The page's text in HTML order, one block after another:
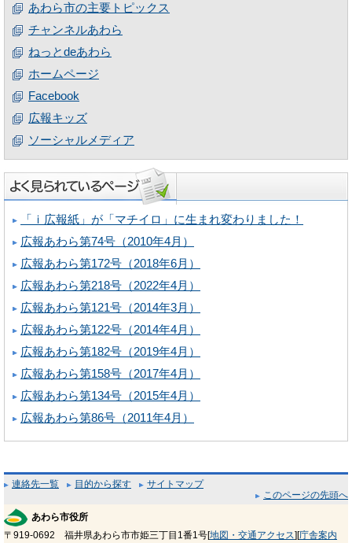
あわら市の主要トピックス
チャンネルあわら
ねっとdeあわら
ホームページ
Facebook
広報キッズ
ソーシャルメディア
「ｉ広報紙」が「マチイロ」に生まれ変わりました！
広報あわら第74号（2010年4月）
広報あわら第172号（2018年6月）
広報あわら第218号（2022年4月）
広報あわら第121号（2014年3月）
広報あわら第122号（2014年4月）
広報あわら第182号（2019年4月）
広報あわら第158号（2017年4月）
広報あわら第134号（2015年4月）
広報あわら第86号（2011年4月）
連絡先一覧 目的から探す
サイトマップ
このページの先頭へ
あわら市役所
〒919-0692 福井県あわら市市姫三丁目1番1号[地図・交通アクセス][庁舎案内